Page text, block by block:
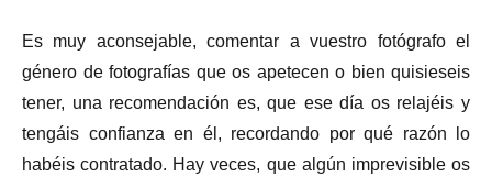
Es muy aconsejable, comentar a vuestro fotógrafo el
género de fotografías que os apetecen o bien quisieseis
tener, una recomendación es, que ese día os relajéis y
tengáis confianza en él, recordando por qué razón lo
habéis contratado. Hay veces, que algún imprevisible os